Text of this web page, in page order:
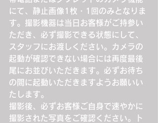
にて、静止画像1枚・1回のみとなりま
す。撮影機器は当日お客様がご持参い
ただき、必ず撮影できる状態にして、
スタッフにお渡しください。カメラの
起動が確認できない場合には再度最後
尾にお並びいただきます。必ずお待ち
の間に起動いただきますようお願いい
たします。
撮影後、必ずお客様ご自身で速やかに
撮影された写真をご確認ください。ト